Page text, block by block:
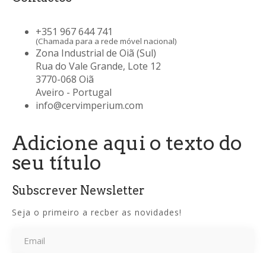
+351 967 644 741
(Chamada para a rede móvel nacional)
Zona Industrial de Oiã (Sul)
Rua do Vale Grande, Lote 12
3770-068 Oiã
Aveiro - Portugal
info@cervimperium.com
Adicione aqui o texto do
seu título
Subscrever Newsletter
Seja o primeiro a recber as novidades!